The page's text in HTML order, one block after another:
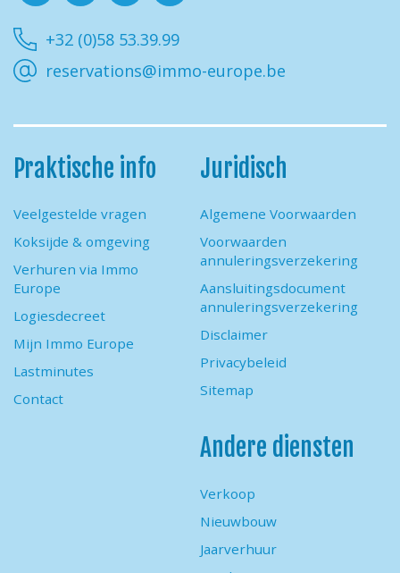
+32 (0)58 53.39.99
reservations@immo-europe.be
Praktische info
Veelgestelde vragen
Koksijde & omgeving
Verhuren via Immo
Europe
Logiesdecreet
Mijn Immo Europe
Lastminutes
Contact
Juridisch
Algemene Voorwaarden
Voorwaarden
annuleringsverzekering
Aansluitingsdocument
annuleringsverzekering
Disclaimer
Privacybeleid
Sitemap
Andere diensten
Verkoop
Nieuwbouw
Jaarverhuur